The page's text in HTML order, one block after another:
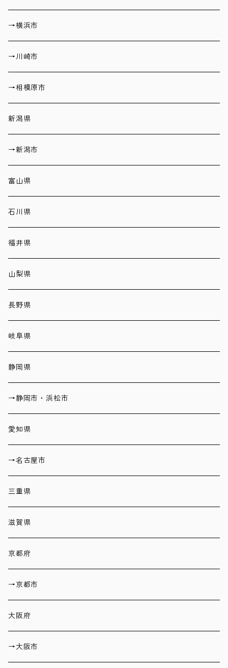
→横浜市
→川崎市
→相模原市
新潟県
→新潟市
富山県
石川県
福井県
山梨県
長野県
岐阜県
静岡県
→静岡市・浜松市
愛知県
→名古屋市
三重県
滋賀県
京都府
→京都市
大阪府
→大阪市